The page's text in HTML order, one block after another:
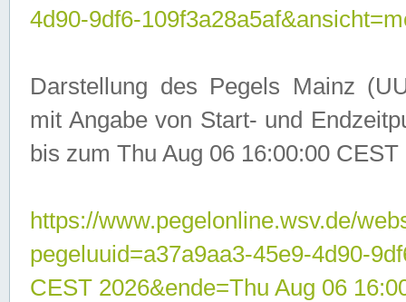
4d90-9df6-
Darstellung des Pegels Mainz
mit Angabe von Start- und
bis zum Thu Aug 06 16:00:00 CEST
https://www.pegelonline.wsv.de/
pegeluuid=a37a9aa3-45e9-4d90-
CEST 2026&ende=Thu Aug 06